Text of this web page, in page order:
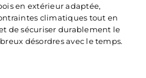
en extérieur adaptée,
climatiques tout en
de sécuriser durablement le
désordres avec le temps.